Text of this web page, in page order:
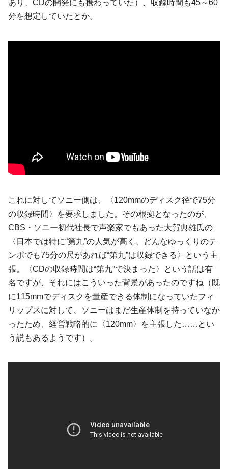
あり、CDの開発にも携わっていた）、収録時間も45～60
分を想定していたとか。
これに対してソニー側は、〈120mmのディスク径で75分
の収録時間〉を要求しました。その根拠となったのが、
CBS・ソニー初代社長で声楽家でもあった大賀典雄氏の
〈日本では特に“第九”の人気が高く、どんなゆっくりのテ
ンポでも75分の尺があれば“第九”は収録できる〉という主
張。〈CDの収録時間は“第九”で決まった〉という話は有
名ですが、それにはこういった背景があったのですね（既
に115mmでディスクを量産できる体制になっていたフィ
リップスに対して、ソニーはまだ生産体制を持っていなか
ったため、経営戦略的に〈120mm〉を主張した……とい
う説もあるようです）。